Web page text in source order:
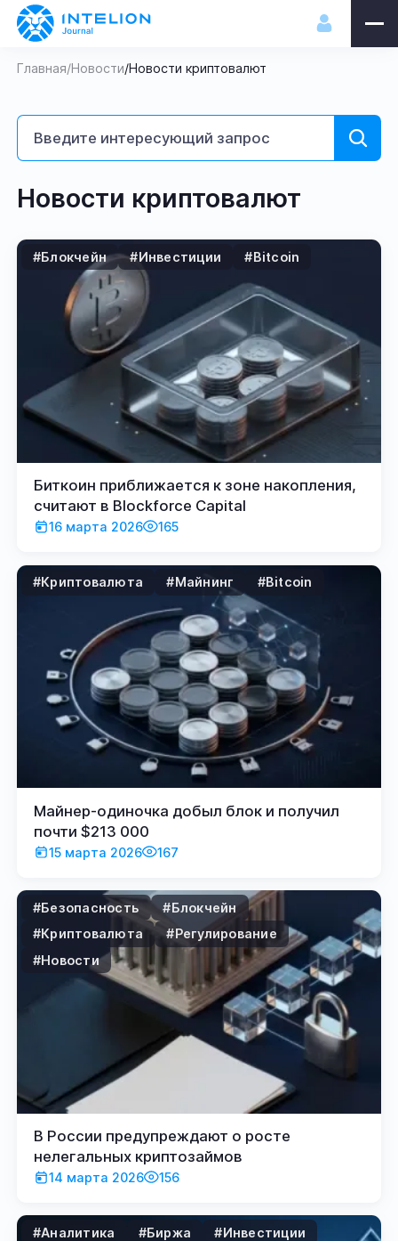
Главная/Новости/Новости криптовалют
Новости криптовалют
#Блокчейн #Инвестиции #Bitcoin
16 марта 2026 165
Биткоин приближается к зоне накопления,
считают в Blockforce Capital
#Криптовалюта #Майнинг #Bitcoin
15 марта 2026 167
Майнер-одиночка добыл блок и получил
почти $213 000
#Безопасность
#Блокчейн
#Криптовалюта
#Регулирование
#Новости
14 марта 2026 156
В России предупреждают о росте
нелегальных криптозаймов
#Аналитика #Биржа
#Инвестиции